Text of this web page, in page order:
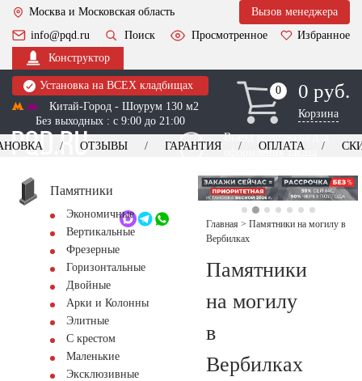
Москва и Московская область
Вызов менеджера
info@pqd.ru
Поиск Просмотренное
Избранное
Конструктор
Установка на ВСЕХ кладбищах
Китай-Город - Шоурум 130 м2
Без выходных : с 9:00 до 21:00
0
0 0 руб.
Корзина
Выезд менеджера для
оформления заказа
+7 (495) 518-44-23
Обратный звонок
ОТЗЫВЫ ГАРАНТИЯ ОПЛАТА
Памятники
Экономичные
Вертикальные
Фрезерные
Горизонтальные
Двойные
Арки и Колонны
Элитные
С крестом
Маленькие
Эксклюзивные
Главная > Памятники на могилу в
Вербилках
Памятники
на могилу
в
Вербилках